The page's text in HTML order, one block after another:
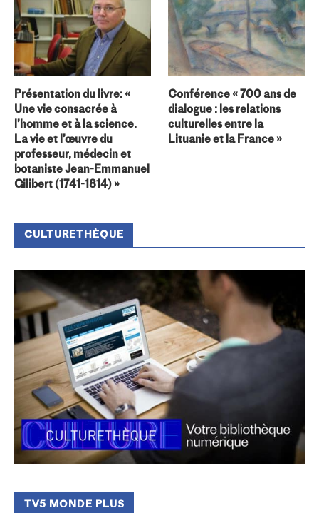
Présentation du livre: «
Une vie consacrée à
l’homme et à la science.
La vie et l’œuvre du
professeur, médecin et
botaniste Jean-Emmanuel
Gilibert (1741-1814) »
Conférence « 700 ans de
dialogue : les relations
culturelles entre la
Lituanie et la France »
CULTURETHÈQUE
TV5 MONDE PLUS